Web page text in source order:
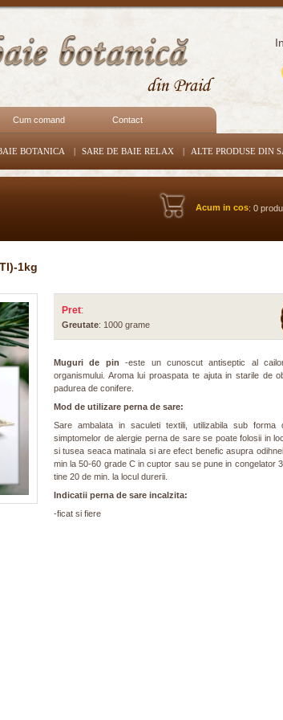
Cum comand Contact
BOTANICA | SARE DE BAIE RELAX | ALTE PRODUSE DIN
Acum in cos: 0
1kg
Pret:
Greutate: 1000 grame
Muguri de pin -este un cunoscut antiseptic al
organismului. Aroma lui proaspata te ajuta in starile de
padurea de conifere.
Mod de utilizare perna de sare:
Sare ambalata in saculeti textili, utilizabila sub
simptomelor de alergie perna de sare se poate folosii in
si tusea seaca matinala si are efect benefic asupra
min la 50-60 grade C in cuptor sau se pune in
tine 20 de min. la locul durerii.
Indicatii perna de sare incalzita:
-ficat si fiere